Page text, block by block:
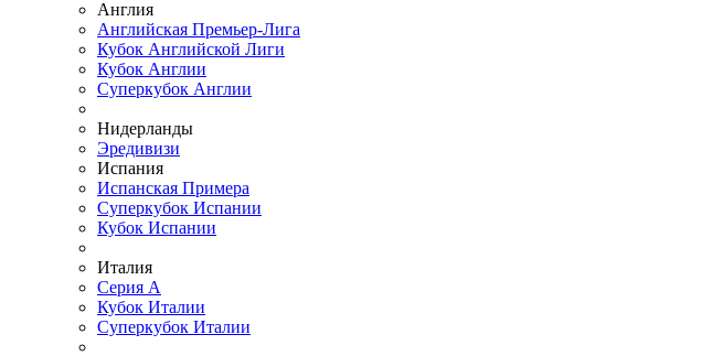
Англия
Английская Премьер-Лига
Кубок Английской Лиги
Кубок Англии
Суперкубок Англии
Нидерланды
Эредивизи
Испания
Испанская Примера
Суперкубок Испании
Кубок Испании
Италия
Серия А
Кубок Италии
Суперкубок Италии